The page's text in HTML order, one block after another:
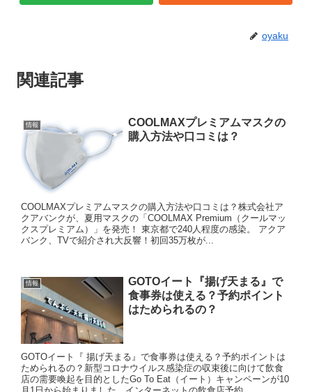
oyaku
関連記事
情報
COOLMAXプレミアムマスクの
購入方法や口コミは？
COOLMAXプレミアムマスクの購入方法や口コミは？株式会社ア
クアバンクが、夏用マスクの「COOLMAX Premium（クールマッ
クスプレミアム）」を発売！ 東京都で240人程度の感染。 アクア
バンク、TVで紹介され大反響！初回35万枚が...
情報
GOTOイート『揚げ天まる』で
食事券は使える？予約ポイント
はためられるの？
GOTOイート『 揚げ天まる』で食事券は使える？予約ポイントは
ためられるの？新型コロナウイルス感染症の収束後に向けて飲食
店の需要喚起を目的としたGo To Eat（イート）キャンペーンが10